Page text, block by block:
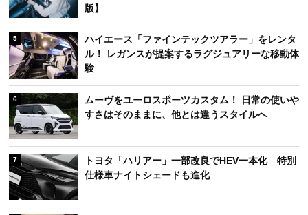
版】
5
ハイエース「ファインテックツアラー」をレンタ
ル！ レガンスが提案するラグジュアリーな移動体
験
6
ムーヴをユーロスポーツカスタム！ 日常の使いや
すさはそのままに、他とは違うスタイルへ
7
トヨタ「ハリアー」一部改良でHEV一本化 特別
仕様車ナイトシェードも進化